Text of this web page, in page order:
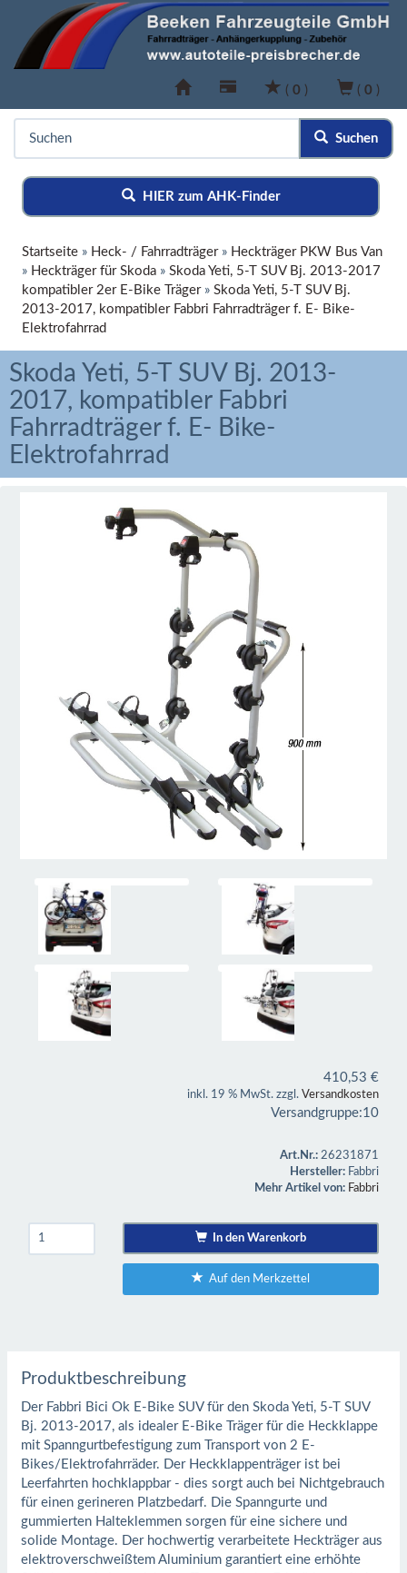
( 0 ) ( 0 )
Suchen
HIER zum AHK-Finder
Startseite » Heck- / Fahrradträger» Heckträger PKW Bus Van
» Heckträger für Skoda » Skoda Yeti, 5-T SUV Bj. 2013-2017
kompatibler 2er E-Bike Träger» Skoda Yeti, 5-T SUV Bj.
2013-2017, kompatibler Fabbri Fahrradträger f. E- Bike-
Elektrofahrrad
Skoda Yeti, 5-T SUV Bj. 2013-
2017, kompatibler Fabbri
Fahrradträger f. E- Bike-
Elektrofahrrad
410,53 €
inkl. 19 % MwSt. zzgl. Versandkosten
Versandgruppe:10
Art.Nr.: 26231871
Hersteller: Fabbri
Mehr Artikel von: Fabbri
In den Warenkorb
Auf den Merkzettel
Produktbeschreibung
Der Fabbri Bici Ok E-Bike SUV für den Skoda Yeti, 5-T SUV
Bj. 2013-2017, als idealer E-Bike Träger für die Heckklappe
mit Spanngurtbefestigung zum Transport von 2 E-
Bikes/Elektrofahrräder. Der Heckklappenträger ist bei
Leerfahrten hochklappbar - dies sorgt auch bei Nichtgebrauch
für einen gerineren Platzbedarf. Die Spanngurte und
gummierten Halteklemmen sorgen für eine sichere und
solide Montage. Der hochwertig verarbeitete Heckträger aus
elektroverschweißtem Aluminium garantiert eine erhöhte